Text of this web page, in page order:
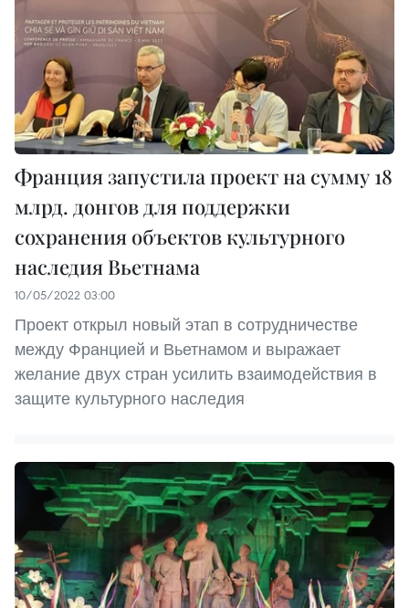
Франция запустила проект на сумму 18
млрд. донгов для поддержки
сохранения объектов культурного
наследия Вьетнама
10/05/2022 03:00
Проект открыл новый этап в сотрудничестве
между Францией и Вьетнамом и выражает
желание двух стран усилить взаимодействия в
защите культурного наследия